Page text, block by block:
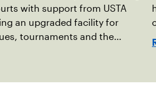
with support from USTA
an upgraded facility for
tournaments and the